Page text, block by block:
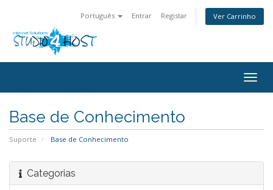
Português Entrar Registar Ver Carrinho
Base de Conhecimento
Suporte Base de Conhecimento
Categorias